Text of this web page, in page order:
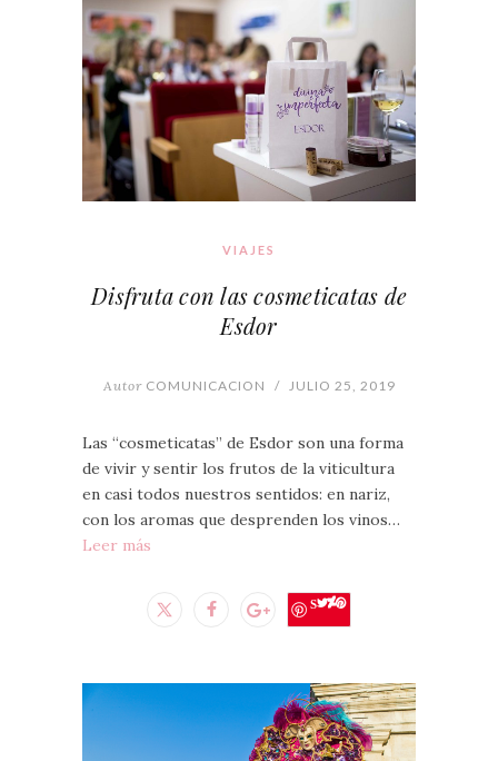
VIAJES
Disfruta con las cosmeticatas de
Esdor
AutorCOMUNICACION / JULIO 25, 2019
Las “cosmeticatas” de Esdor son una forma
de vivir y sentir los frutos de la viticultura
en casi todos nuestros sentidos: en nariz,
con los aromas que desprenden los vinos…
Leer más
Save